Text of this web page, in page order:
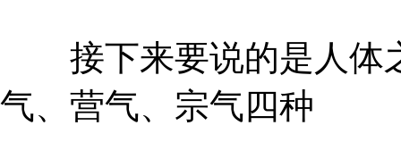
接下来要说的是人体
气、营气、宗气四种